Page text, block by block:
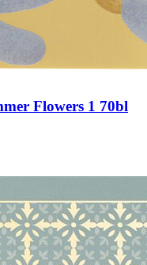
Flowers 1 70bl